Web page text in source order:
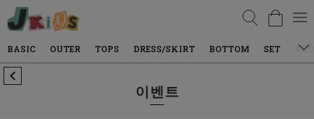
검색
BASIC OUTER TOPS DRESS/SKIRT BOTTOM SET ACC
이벤트